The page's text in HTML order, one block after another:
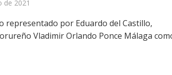
de 2021
representado por Eduardo del Castillo,
Vladimir Orlando Ponce Málaga